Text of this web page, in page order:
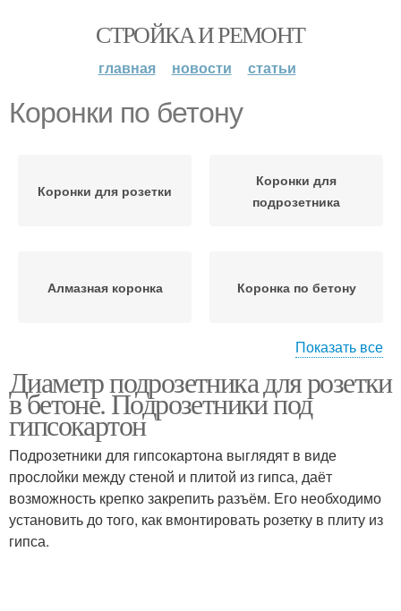
СТРОЙКА И РЕМОНТ
главная новости статьи
Коронки по бетону
Коронки для розетки
Коронки для
подрозетника
Алмазная коронка Коронка по бетону
Коронка по дереву Коронка по металлу
Коронки по металлу Коронка на зуб
Показать все
Диаметр подрозетника для розетки
в бетоне. Подрозетники под
гипсокартон
Подрозетники для гипсокартона выглядят в виде
прослойки между стеной и плитой из гипса, даёт
возможность крепко закрепить разъём. Его необходимо
установить до того, как вмонтировать розетку в плиту из
гипса.